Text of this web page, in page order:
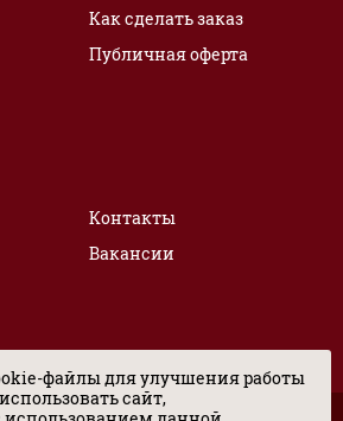
Как сделать заказ
Публичная оферта
Контакты
Вакансии
файлы для улучшения работы
сайт,